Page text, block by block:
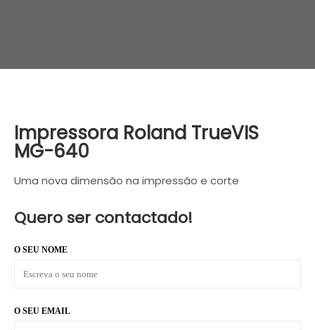
Impressora Roland TrueVIS
MG-640
Uma nova dimensão na impressão e corte
Quero ser contactado!
O SEU NOME
O SEU EMAIL